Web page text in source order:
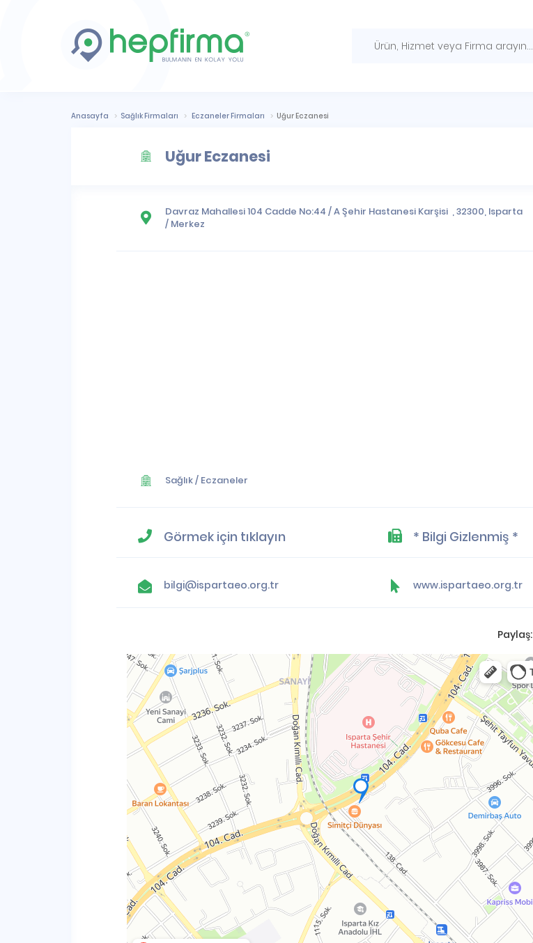
Anasayfa Sağlık Firmaları Eczaneler Firmaları Uğur Eczanesi
Uğur Eczanesi
Davraz Mahallesi104 Cadde No:44 / A Şehir Hastanesi Karşisi , 32300, Isparta
/ Merkez
Sağlık/ Eczaneler
Görmek için tıklayın * Bilgi Gizlenmiş *
bilgi@ispartaeo.org.tr www.ispartaeo.org.tr
Paylaş: